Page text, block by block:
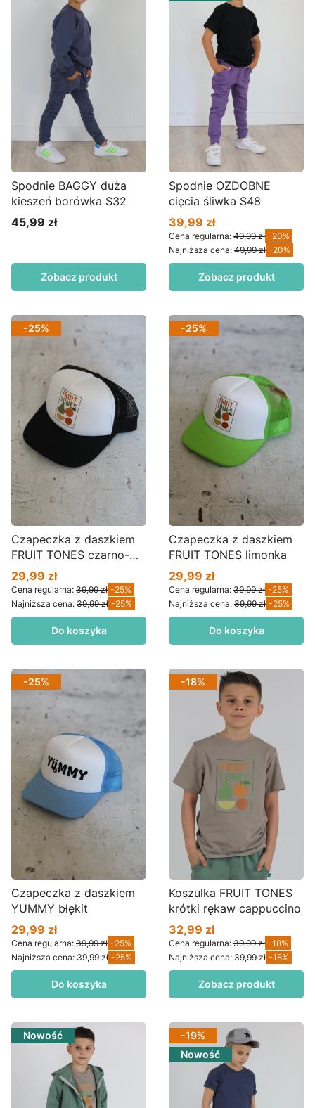
Spodnie BAGGY duża
kieszeń borówka S32
Cena
45,99 zł
Zobacz produkt
Spodnie OZDOBNE
cięcia śliwka S48
Cena promocyjna
39,99 zł
Cena regularna: 49,99 zł -20%
Najniższa cena: 49,99 zł -20%
Zobacz produkt
-25%
Czapeczka z daszkiem
FRUIT TONES czarno-
biała
Cena promocyjna
29,99 zł
Cena regularna: 39,99 zł -25%
Najniższa cena: 39,99 zł -25%
Do koszyka
-25%
Czapeczka z daszkiem
FRUIT TONES limonka
Cena promocyjna
29,99 zł
Cena regularna: 39,99 zł -25%
Najniższa cena: 39,99 zł -25%
Do koszyka
-25%
Czapeczka z daszkiem
YUMMY błękit
Cena promocyjna
29,99 zł
Cena regularna: 39,99 zł -25%
Najniższa cena: 39,99 zł -25%
Do koszyka
-18%
Koszulka FRUIT TONES
krótki rękaw cappuccino
Cena promocyjna
32,99 zł
Cena regularna: 39,99 zł -18%
Najniższa cena: 39,99 zł -18%
Zobacz produkt
Nowość
-19%
Nowość